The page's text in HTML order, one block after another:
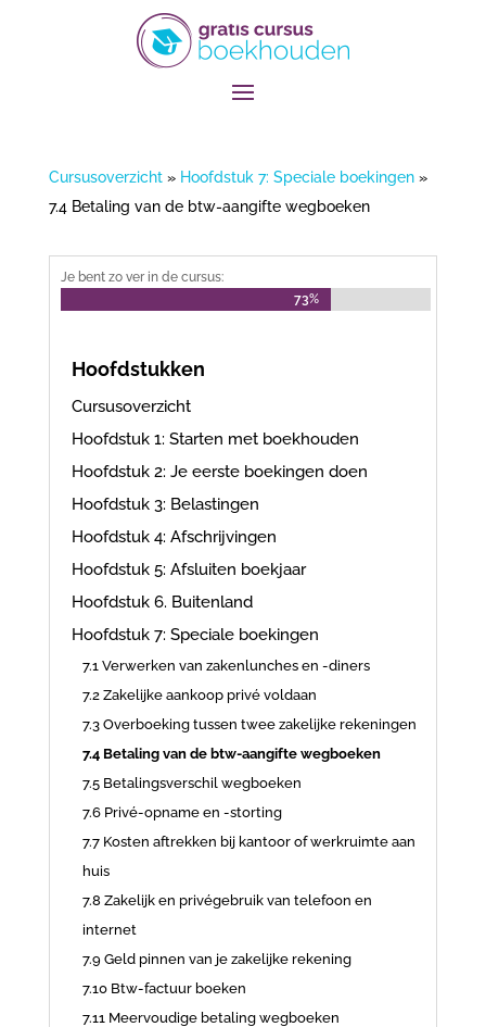
Cursusoverzicht» Hoofdstuk 7: Speciale boekingen»
7.4 Betaling van de btw-aangifte wegboeken
Je bent zo ver in de cursus:
73%
73%
Hoofdstukken
Cursusoverzicht
Hoofdstuk 1: Starten met boekhouden
Hoofdstuk 2: Je eerste boekingen doen
Hoofdstuk 3: Belastingen
Hoofdstuk 4: Afschrijvingen
Hoofdstuk 5: Afsluiten boekjaar
Hoofdstuk 6. Buitenland
Hoofdstuk 7: Speciale boekingen
7.1 Verwerken van zakenlunches en -diners
7.2 Zakelijke aankoop privé voldaan
7.3 Overboeking tussen twee zakelijke rekeningen
7.4 Betaling van de btw-aangifte wegboeken
7.5 Betalingsverschil wegboeken
7.6 Privé-opname en -storting
7.7 Kosten aftrekken bij kantoor of werkruimte aan
huis
7.8 Zakelijk en privégebruik van telefoon en
internet
7.9 Geld pinnen van je zakelijke rekening
7.10 Btw-factuur boeken
7.11 Meervoudige betaling wegboeken